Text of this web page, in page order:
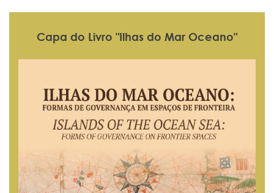
Capa do Livro "Ilhas do Mar Oceano"